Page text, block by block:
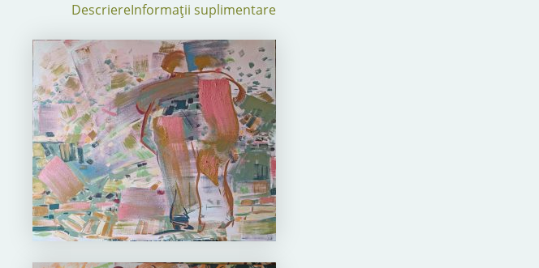
DescriereInformații suplimentare